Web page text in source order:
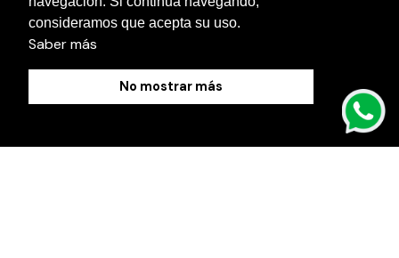
consideramos que acepta su uso.
Saber más
No mostrar más
Blog
Política de Cookies